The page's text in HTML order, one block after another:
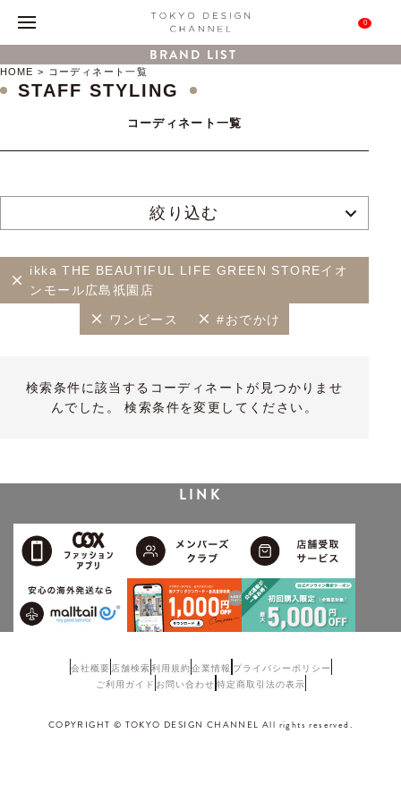
0
BRAND LIST
HOME コーディネート一覧
STAFF STYLING
コーディネート一覧
絞り込む
ikka THE BEAUTIFUL LIFE GREEN STOREイオ
ンモール広島祇園店
ワンピース #おでかけ
検索条件に該当するコーディネートが見つかりませ
んでした。 検索条件を変更してください。
LINK
会社概要 店舗検索利用規約企業情報 プライバシーポリシー
ご利用ガイド お問い合わせ 特定商取引法の表示
COPYRIGHT © TOKYO DESIGN CHANNEL All rights reserved.